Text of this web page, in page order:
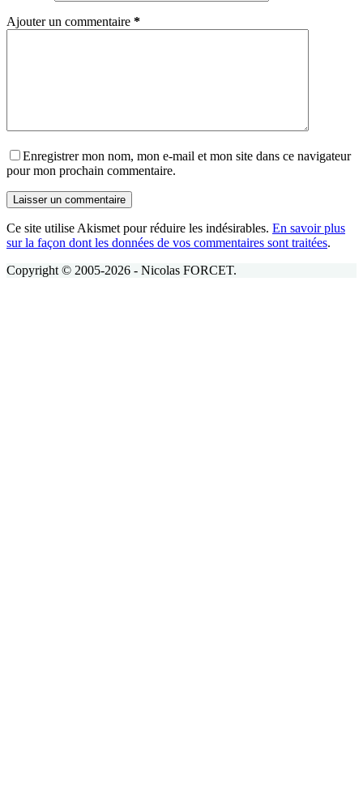
Ajouter un commentaire *
Enregistrer mon nom, mon e-mail et mon site dans ce navigateur
pour mon prochain commentaire.
Laisser un commentaire
Ce site utilise Akismet pour réduire les indésirables. En savoir plus
sur la façon dont les données de vos commentaires sont traitées.
Copyright © 2005-2026 - Nicolas FORCET.